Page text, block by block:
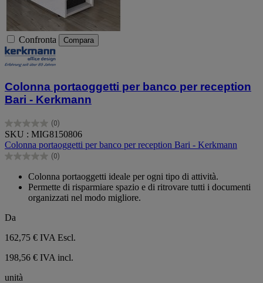
Confronta Compara
Colonna portaoggetti per banco per reception
Bari - Kerkmann
(0)
0.0
su
5
stelle.
SKU : MIG8150806
Colonna portaoggetti per banco per reception Bari - Kerkmann
(0)
0.0
stelle.
Colonna portaoggetti ideale per ogni tipo di attività.
Permette di risparmiare spazio e di ritrovare tutti i documenti
organizzati nel modo migliore.
Da
162,75 € IVA Escl.
198,56 € IVA incl.
unità